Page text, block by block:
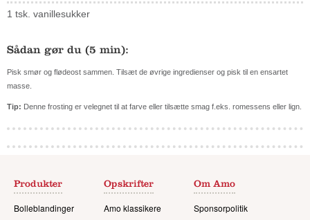
1 tsk. vanillesukker
Sådan gør du (5 min):
Pisk smør og flødeost sammen. Tilsæt de øvrige ingredienser og pisk til en ensartet
masse.
Tip: Denne frosting er velegnet til at farve eller tilsætte smag f.eks. romessens eller lign.
Produkter
Bolleblandinger
Opskrifter
Amo klassikere
Om Amo
Sponsorpolitik